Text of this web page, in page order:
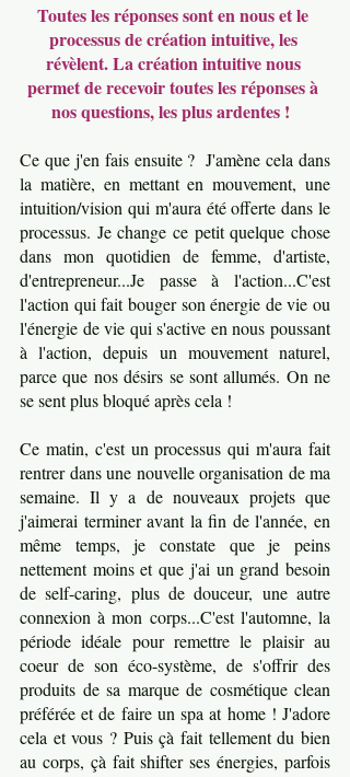
Toutes les réponses sont en nous et le
processus de création intuitive, les
révèlent. La création intuitive nous
permet de recevoir toutes les réponses à
nos questions, les plus ardentes !
Ce que j'en fais ensuite ?  J'amène cela dans
la matière, en mettant en mouvement, une
intuition/vision qui m'aura été offerte dans le
processus. Je change ce petit quelque chose
dans mon quotidien de femme, d'artiste,
d'entrepreneur...Je passe à l'action...C'est
l'action qui fait bouger son énergie de vie ou
l'énergie de vie qui s'active en nous poussant
à l'action, depuis un mouvement naturel,
parce que nos désirs se sont allumés. On ne
se sent plus bloqué après cela !
Ce matin, c'est un processus qui m'aura fait
rentrer dans une nouvelle organisation de ma
semaine. Il y a de nouveaux projets que
j'aimerai terminer avant la fin de l'année, en
même temps, je constate que je peins
nettement moins et que j'ai un grand besoin
de self-caring, plus de douceur, une autre
connexion à mon corps...C'est l'automne, la
période idéale pour remettre le plaisir au
coeur de son éco-système, de s'offrir des
produits de sa marque de cosmétique clean
préférée et de faire un spa at home ! J'adore
cela et vous ? Puis çà fait tellement du bien
au corps, çà fait shifter ses énergies, parfois